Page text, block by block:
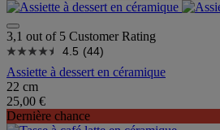
3,1 out of 5 Customer Rating
4.5 (44)
Assiette à dessert en céramique
22 cm
25,00 €
Dernière chance